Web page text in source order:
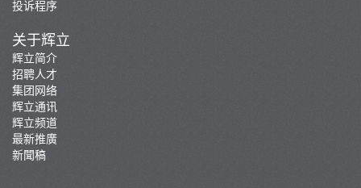
投诉程序
关于辉立
辉立简介
招聘人才
集团网络
辉立通讯
辉立频道
最新推廣
新聞稿